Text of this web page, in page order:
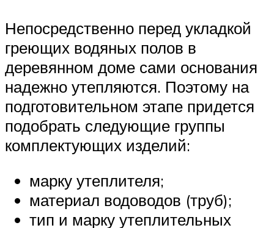
Непосредственно перед укладкой
греющих водяных полов в
деревянном доме сами основания
надежно утепляются. Поэтому на
подготовительном этапе придется
подобрать следующие группы
комплектующих изделий:
марку утеплителя;
материал водоводов (труб);
тип и марку утеплительных